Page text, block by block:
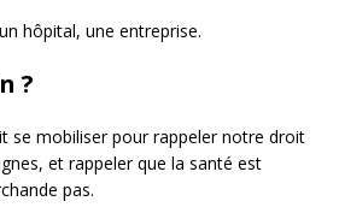
hôpital, une entreprise.
?
se mobiliser pour rappeler notre droit
et rappeler que la santé est
pas.